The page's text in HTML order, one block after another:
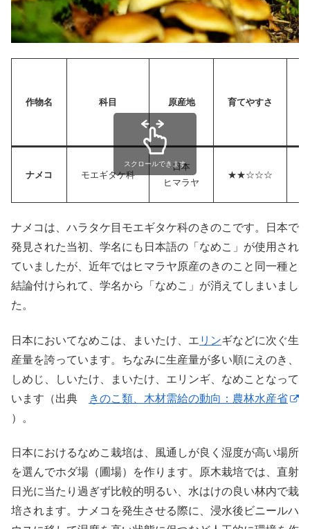
作物名 科目 原産地 育てやすさ
ナメコ モエギタケ科
日本
ヒマラヤ
★★☆☆☆
スクロールできます
ナメコは、ハラタケ目モエギタケ科のきのこです。日本で
発見された当初、学名にも日本語の「なめこ」が使用され
ていましたが、近年ではヒマラヤ原産のきのこと同一種と
結論付けられて、学名から「なめこ」が消えてしまいまし
た。
日本においてなめこは、まいたけ、エ リンギなどに次ぐ生
産量を誇っています。ちなみに生産量が多い順にえのき、
しめじ、しいたけ、まいたけ、エリンギ、なめことなって
います（出典
きのこ類、木材需給の動向：農林水産省
）。
日本におけるなめこ栽培は、風通しが良く湿度が高い場所
を選んでホダ場（圃場）を作ります。原木栽培では、直射
日光に当たり過ぎず比較的明るい、水はけの良い林内で栽
培されます。ナメコを発生させる際に、浸水後ビニールハ